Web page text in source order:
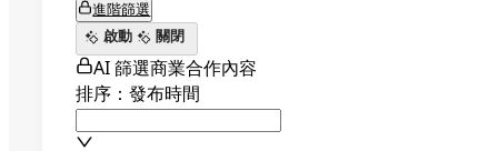
進階篩選
啟動
關閉
AI 篩選商業合作內容
排序：發布時間